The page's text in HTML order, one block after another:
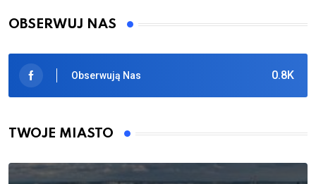
OBSERWUJ NAS
0.8K
Obserwują Nas
TWOJE MIASTO